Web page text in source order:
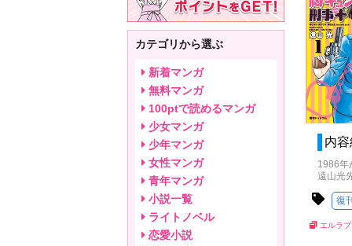
内
1986年
遠山光
復
エルラ
カテゴリから選ぶ
新着マンガ
無料マンガ
100ptで読めるマンガ
少女マンガ
少年マンガ
女性マンガ
青年マンガ
小説一覧
ライトノベル
恋愛小説